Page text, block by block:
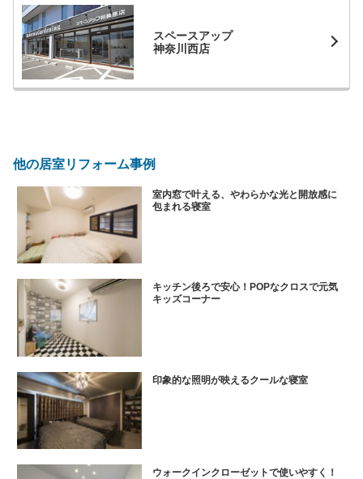
スペースアップ
神奈川西店
他の居室リフォーム事例
室内窓で叶える、やわらかな光と開放感に
包まれる寝室
キッチン後ろで安心！POPなクロスで元気
キッズコーナー
印象的な照明が映えるクールな寝室
ウォークインクローゼットで使いやすく！